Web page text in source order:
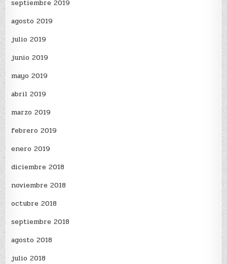
septiembre 2019
agosto 2019
julio 2019
junio 2019
mayo 2019
abril 2019
marzo 2019
febrero 2019
enero 2019
diciembre 2018
noviembre 2018
octubre 2018
septiembre 2018
agosto 2018
julio 2018